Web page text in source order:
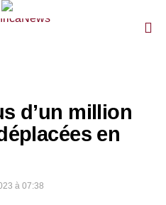
d’un million
en
à 07:38